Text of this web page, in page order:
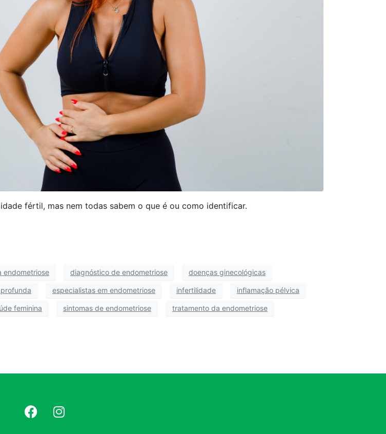
fértil, mas nem todas sabem o que é ou como identificar.
endometriose diagnóstico de endometriose doenças ginecológicas
especialistas em endometriose infertilidade inflamação pélvica
feminina sintomas de endometriose tratamento da endometriose